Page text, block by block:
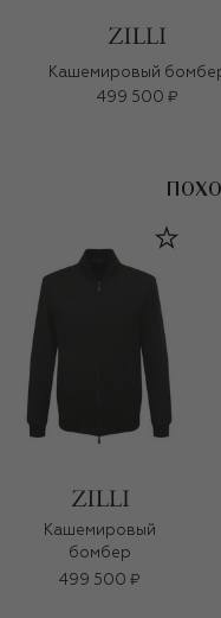
Кашемировый
499 500 ₽
Кашемировый
бомбер
499 500 ₽